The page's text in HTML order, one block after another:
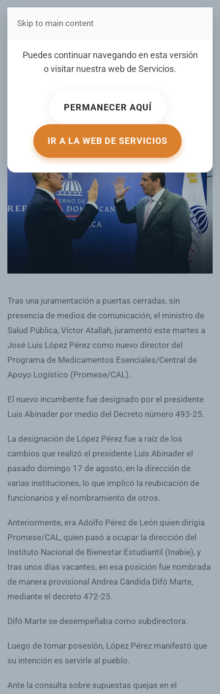
Estás en Telenord Medios
Puedes continuar navegando en esta versión
o visitar nuestra web de Servicios.
PERMANECER AQUÍ
IR A LA WEB DE SERVICIOS
Skip to main content
Juramentan a José Luis
López Pérez como nuevo
ESCRITO POR LISTINDIARIO.COM EL 02 SEPTIEMBRE 2025
Tras una juramentación a puertas cerradas, sin
presencia de medios de comunicación, el ministro de
Salud Pública, Víctor Atallah, juramentó este martes a
José Luis López Pérez como nuevo director del
Programa de Medicamentos Esenciales/Central de
Apoyo Logístico (Promese/CAL).
El nuevo incumbente fue designado por el presidente
Luis Abinader por medio del Decreto número 493-25.
La designación de López Pérez fue a raíz de los
cambios que realizó el presidente Luis Abinader el
pasado domingo 17 de agosto, en la dirección de
varias instituciones, lo que implicó la reubicación de
funcionarios y el nombramiento de otros.
Anteriormente, era Adolfo Pérez de León quien dirigía
Promese/CAL, quien pasó a ocupar la dirección del
Instituto Nacional de Bienestar Estudiantil (Inabie), y
tras unos días vacantes, en esa posición fue nombrada
de manera provisional Andrea Cándida Difó Marte,
mediante el decreto 472-25.
Difó Marte se desempeñaba como subdirectora.
Luego de tomar posesión, López Pérez manifestó que
su intención es servirle al pueblo.
Ante la consulta sobre supuestas quejas en el